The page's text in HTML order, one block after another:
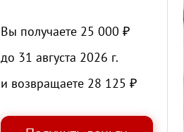
Вы получаете 25 000 ₽
до 31 августа 2026 г.
и возвращаете 28 125 ₽